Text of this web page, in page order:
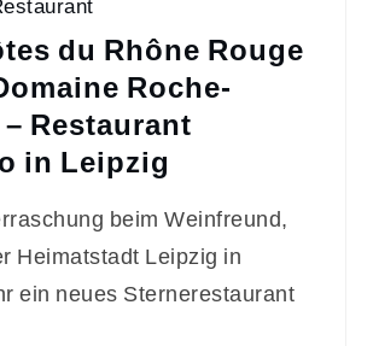
du Rhône Rouge
Roche-
Restaurant
in Leipzig
beim Weinfreund,
Heimatstadt Leipzig in
ein neues Sternerestaurant